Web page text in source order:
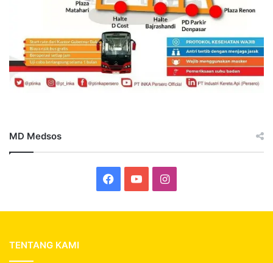
MD Medsos
Facebook
YouTubeInstagram
TENTANG KAMI